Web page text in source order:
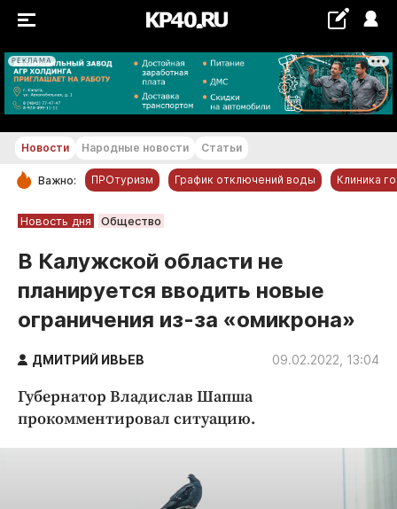
РЕКЛАМА
+19...+20 °С
РУБРИКИ
Новости компаний
Статьи
Народные новости
Авто и транспорт
Криминал
Новости Народные новости Статьи
Важно: ПРОтуризм График отключений воды Клиника
Новость дня Общество
В Калужской области не
планируется вводить новые
ограничения из-за «омикрона»
ДМИТРИЙ ИВЬЕВ 09.02.2022, 13:04
Губернатор Владислав Шапша
прокомментировал ситуацию.